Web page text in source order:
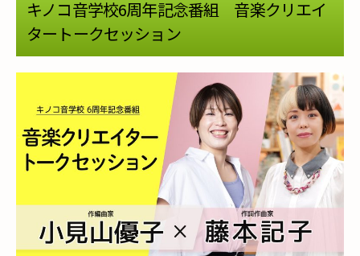
キノコ音学校6周年記念番組 音楽クリエイ
タートークセッション